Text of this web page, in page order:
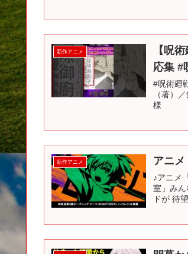
新作アニメ
【呪
応集 #
#呪術廻
（著）
様
新作アニメ アニ
♪アニメ
室」み
ドが 待